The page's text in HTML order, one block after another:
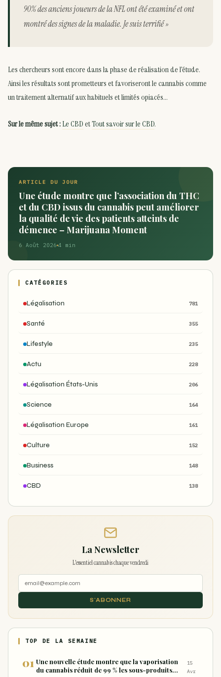
90% des anciens joueurs de la NFL ont été examiné et ont
montré des signes de la maladie. Je suis terrifié »
Les chercheurs sont encore dans la phase de réalisation de l’étude.
Ainsi les résultats sont prometteurs et favoriseront le cannabis comme
un traitement alternatif aux habituels et limités opiacés…
Sur le même sujet :Le CBDetTout savoir sur le CBD.
ARTICLE DU JOUR
Une étude montre que l’association du THC
et du CBD issus du cannabis peut améliorer
la qualité de vie des patients atteints de
démence – Marijuana Moment
6 Août 2026 4 min
CATÉGORIES
Légalisation 781
Santé 355
Lifestyle 235
Actu 228
Légalisation États-Unis 206
Science 164
Légalisation Europe 161
Culture 152
Business 148
CBD 138
La Newsletter
L'essentiel cannabis chaque vendredi
S'ABONNER
TOP DE LA SEMAINE
Une nouvelle étude montre que la vaporisation
du cannabis réduit de 99 % les sous-produits
15
Avr